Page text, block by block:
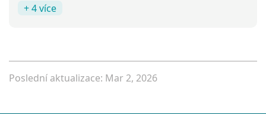
+ 4 více
Poslední aktualizace: Mar 2, 2026